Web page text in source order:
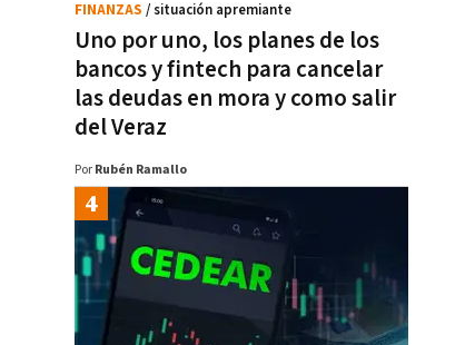
Uno por uno, los planes de los
bancos y fintech para cancelar
las deudas en mora y como salir
del Veraz
FINANZAS / situación apremiante
Por Rubén Ramallo